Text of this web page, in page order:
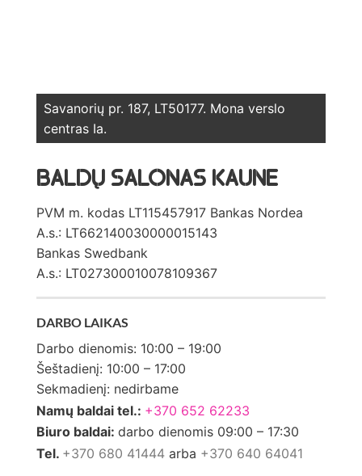
Savanorių pr. 187, LT50177. Mona verslo
centras Ia.
BALDŲ SALONAS KAUNE
PVM m. kodas LT115457917 Bankas Nordea
A.s.: LT662140030000015143
Bankas Swedbank
A.s.: LT027300010078109367
DARBO LAIKAS
Darbo dienomis: 10:00 – 19:00
Šeštadienį: 10:00 – 17:00
Sekmadienį: nedirbame
Namų baldai tel.: +370 652 62233
Biuro baldai: darbo dienomis 09:00 – 17:30
Tel. +370 680 41444 arba +370 640 64041